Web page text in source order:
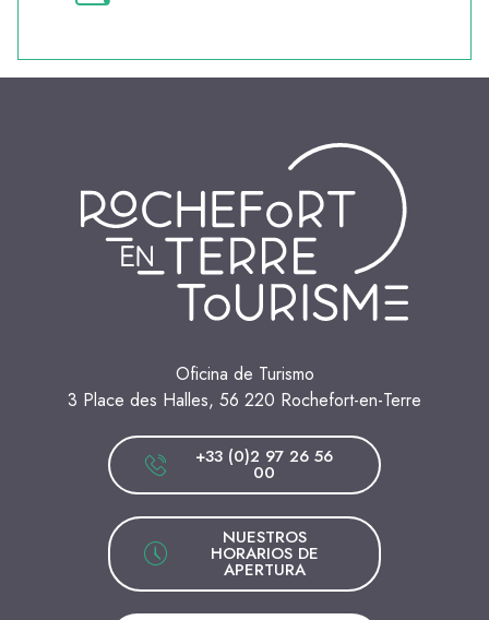
Oficina de Turismo
3 Place des Halles, 56 220 Rochefort-en-Terre
+33 (0)2 97 26 56
00
NUESTROS
HORARIOS DE
APERTURA